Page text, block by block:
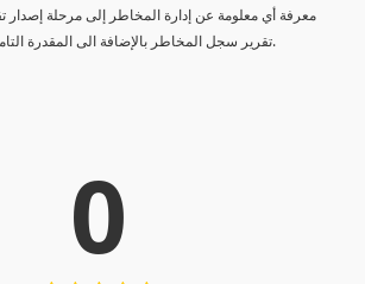
معرفة أي معلومة عن إدارة المخاطر إلى مرحلة إصدار
تقرير سجل المخاطر بالإضافة الى المقدرة التامية لإدارة مخاطر المشاريع.
0